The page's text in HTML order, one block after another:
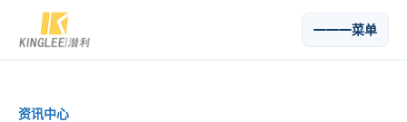
菜单
资讯中心